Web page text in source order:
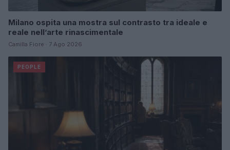
Milano ospita una mostra sul contrasto tra ideale e
reale nell’arte rinascimentale
Camilla Fiore · 7 Ago 2026
PEOPLE